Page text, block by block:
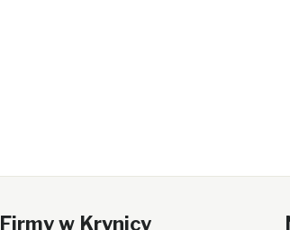
Firmy w Krynicy